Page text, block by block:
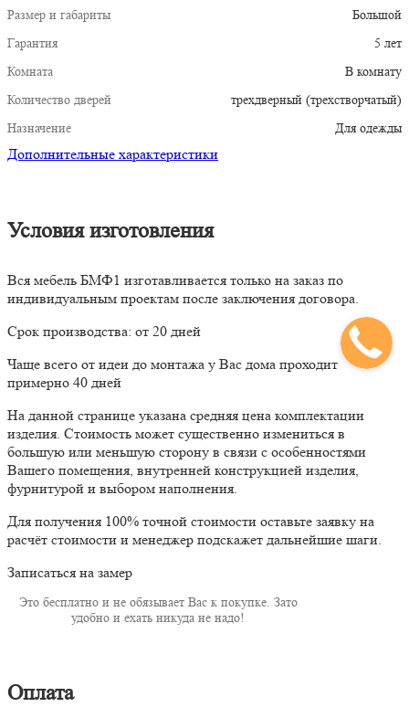
Размер и габариты
Большой
Гарантия
5 лет
Комната
В комнату
Количество дверей
трехдверный (трехстворчатый)
Назначение
Для одежды
Дополнительные характеристики
Условия изготовления
Вся мебель БМФ1 изготавливается только на заказ по
индивидуальным проектам после заключения договора.
Срок производства: от 20 дней
Чаще всего от идеи до монтажа у Вас дома проходит
примерно 40 дней
На данной странице указана средняя цена комплектации
изделия. Стоимость может существенно измениться в
большую или меньшую сторону в связи с особенностями
Вашего помещения, внутренней конструкцией изделия,
фурнитурой и выбором наполнения.
Для получения 100% точной стоимости оставьте заявку на
расчёт стоимости и менеджер подскажет дальнейшие шаги.
Записаться на замер
Это бесплатно и не обязывает Вас к покупке. Зато
удобно и ехать никуда не надо!
Оплата